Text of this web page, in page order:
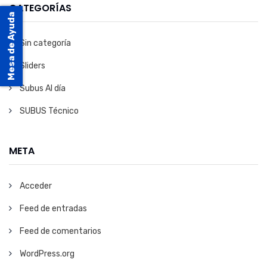
CATEGORÍAS
Sin categoría
Sliders
Subus Al día
SUBUS Técnico
META
Acceder
Feed de entradas
Feed de comentarios
WordPress.org
Mesa de Ayuda